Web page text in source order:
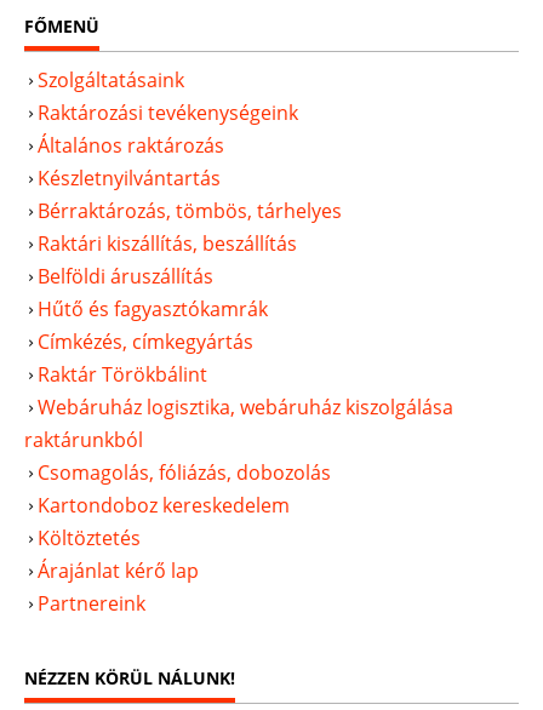
FŐMENÜ
Szolgáltatásaink
Raktározási tevékenységeink
Általános raktározás
Készletnyilvántartás
Bérraktározás, tömbös, tárhelyes
Raktári kiszállítás, beszállítás
Belföldi áruszállítás
Hűtő és fagyasztókamrák
Címkézés, címkegyártás
Raktár Törökbálint
Webáruház logisztika, webáruház kiszolgálása
raktárunkból
Csomagolás, fóliázás, dobozolás
Kartondoboz kereskedelem
Költöztetés
Árajánlat kérő lap
Partnereink
NÉZZEN KÖRÜL NÁLUNK!